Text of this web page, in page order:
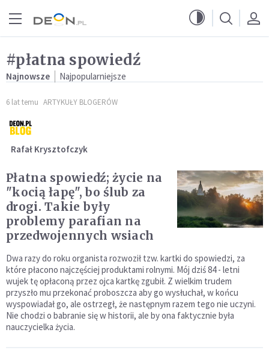
#płatna spowiedź
Najnowsze Najpopularniejsze
6 lat temu ARTYKUŁY BLOGERÓW
Rafał Krysztofczyk
Płatna spowiedź; życie na
"kocią łapę", bo ślub za
drogi. Takie były
problemy parafian na
przedwojennych wsiach
Dwa razy do roku organista rozwoził tzw. kartki do spowiedzi, za
które płacono najczęściej produktami rolnymi. Mój dziś 84 - letni
wujek tę opłaconą przez ojca kartkę zgubił. Z wielkim trudem
przyszło mu przekonać proboszcza aby go wysłuchał, w końcu
wyspowiadał go, ale ostrzegł, że następnym razem tego nie uczyni.
Nie chodzi o babranie się w historii, ale by ona faktycznie była
nauczycielka życia.